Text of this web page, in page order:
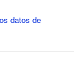
datos de